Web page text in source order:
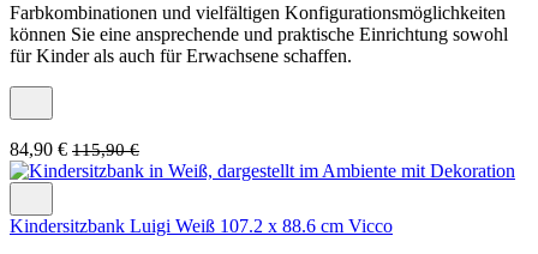
Farbkombinationen und vielfältigen Konfigurationsmöglichkeiten
können Sie eine ansprechende und praktische Einrichtung sowohl
für Kinder als auch für Erwachsene schaffen.
84,90 € 115,90 €
Kindersitzbank Luigi Weiß 107.2 x 88.6 cm Vicco